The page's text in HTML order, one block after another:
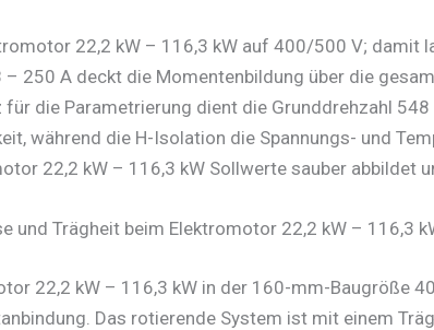
22,2 kW – 116,3 kW auf 400/500 V;
250 A deckt die Momentenbildung über die
für die Parametrierung dient die Grunddrehzahl
während die H-Isolation die Spannungs- und
22,2 kW – 116,3 kW Sollwerte sauber abbildet
und Trägheit beim Elektromotor 22,2 kW – 116,3
22,2 kW – 116,3 kW in der 160-mm-Baugröße
Das rotierende System ist mit einem